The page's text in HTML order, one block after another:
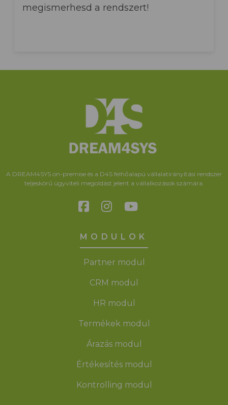
megismerhesd a rendszert!
A DREAM4SYS on-premise és a D4S felhőalapú vállalatirányítási rendszer
teljeskörű ügyviteli megoldást jelent a vállalkozások számára.
MODULOK
Partner modul
CRM modul
HR modul
Termékek modul
Árazás modul
Értékesítés modul
Kontrolling modul